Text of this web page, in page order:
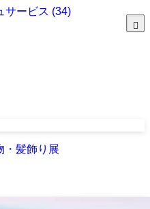
サービス (34)
・髪飾り展